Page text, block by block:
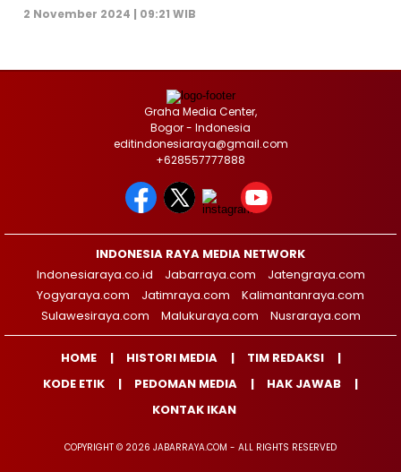
2 November 2024 | 09:21 WIB
Graha Media Center,
Bogor - Indonesia
editindonesiaraya@gmail.com
+628557777888
INDONESIA RAYA MEDIA NETWORK
Indonesiaraya.co.id
Jabarraya.com
Jatengraya.com
Yogyaraya.com
Jatimraya.com
Kalimantanraya.com
Sulawesiraya.com
Malukuraya.com Nusraraya.com
HOME HISTORI MEDIA
TIM REDAKSI
KODE ETIK
PEDOMAN MEDIA
HAK JAWAB
KONTAK IKAN
COPYRIGHT © 2026 JABARRAYA.COM - ALL RIGHTS RESERVED